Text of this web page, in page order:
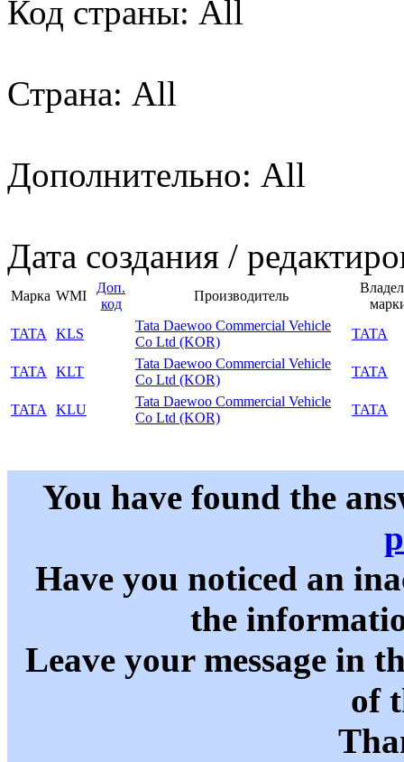
Код страны: All
Страна: All
Дополнительно: All
Дата создания /
Марка WMI
Доп.
код
Производитель
TATA KLS
Tata Daewoo Commercial Vehicle
Co Ltd (KOR)
TATA
TATA KLT
Tata Daewoo Commercial Vehicle
Co Ltd (KOR)
TATA
TATA KLU
Tata Daewoo Commercial Vehicle
Co Ltd (KOR)
TATA
You have found the
Have you noticed an
the
Leave your message in
of